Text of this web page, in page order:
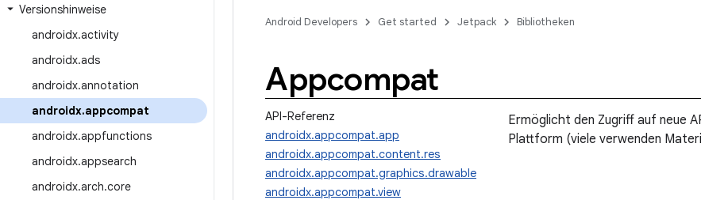
Versionshinweise
androidx.activity
androidx.ads
androidx.annotation
androidx.appcompat
androidx.appfunctions
androidx.appsearch
androidx.arch.core
Android Developers Get started Jetpack Bibliotheken
Appcompat
API-Referenz
androidx.appcompat.app
androidx.appcompat.content.res
androidx.appcompat.graphics.drawable
androidx.appcompat.view
Ermöglicht den Zugriff auf neue
Plattform (viele verwenden